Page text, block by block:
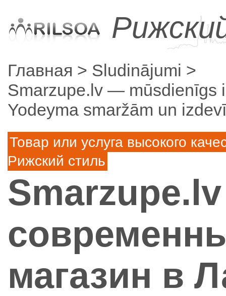
Главная
Sludinājumi
Smarzupe.lv — mūsdienīgs
Yodeyma smaržām un
Товар или услуга высокого
Рижский стиль
магазин в